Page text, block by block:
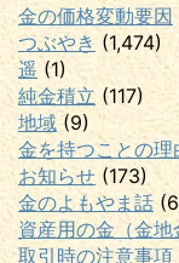
金の価格変動要因
つぶやき (1,474)
遥 (1)
純金積立 (117)
地域 (9)
金を持つことの理
お知らせ (173)
金のよもやま話
資産用の金（金地
取引時の注意事項